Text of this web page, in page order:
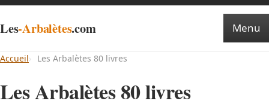
Les-Arbalètes.com Menu
Accueil Les Arbalètes 80 livres
Les Arbalètes 80 livres